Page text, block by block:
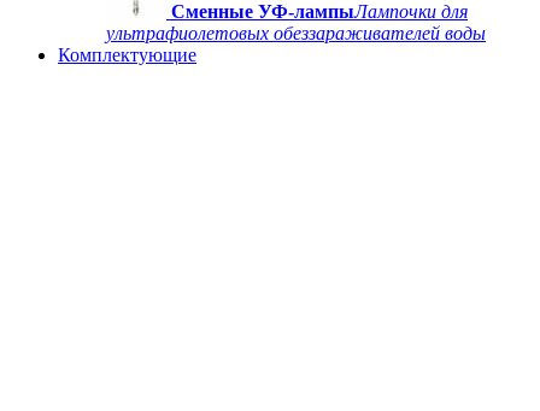
Сменные УФ-лампыЛампочки для
ультрафиолетовых обеззараживателей воды
Комплектующие